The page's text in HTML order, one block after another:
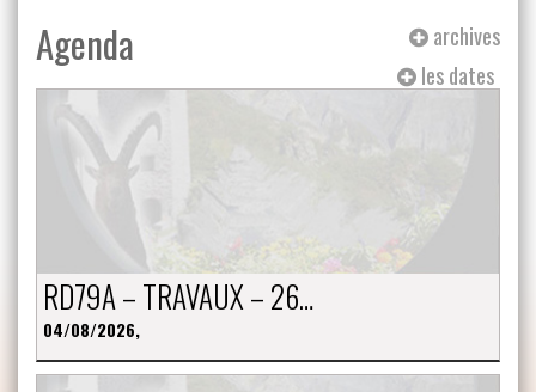
Agenda
archives
les dates
RD79A – TRAVAUX – 26…
04/08/2026,